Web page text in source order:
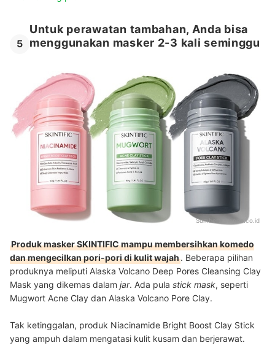
5
Untuk perawatan tambahan, Anda bisa
menggunakan masker 2-3 kali seminggu
Sumber: shopee.co.id
Produk masker SKINTIFIC mampu membersihkan komedo
dan mengecilkan pori-pori di kulit wajah. Beberapa pilihan
produknya meliputi Alaska Volcano Deep Pores Cleansing Clay
Mask yang dikemas dalam jar. Ada pula stick mask, seperti
Mugwort Acne Clay dan Alaska Volcano Pore Clay.
Tak ketinggalan, produk Niacinamide Bright Boost Clay Stick
yang ampuh dalam mengatasi kulit kusam dan berjerawat.